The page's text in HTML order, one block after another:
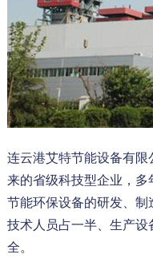
连云港艾特节能设备有
来的省级科技型企业，多
节能环保设备的研发、制
技术人员占一半、生产
全。